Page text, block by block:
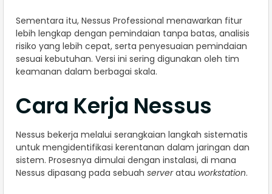
Sementara itu, Nessus Professional menawarkan fitur
lebih lengkap dengan pemindaian tanpa batas, analisis
risiko yang lebih cepat, serta penyesuaian pemindaian
sesuai kebutuhan. Versi ini sering digunakan oleh tim
keamanan dalam berbagai skala.
Cara Kerja Nessus
Nessus bekerja melalui serangkaian langkah sistematis
untuk mengidentifikasi kerentanan dalam jaringan dan
sistem. Prosesnya dimulai dengan instalasi, di mana
Nessus dipasang pada sebuah serveratau workstation.